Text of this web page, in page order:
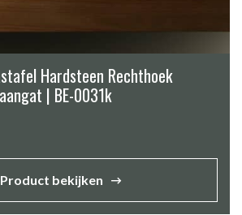
Hardsteen Rechthoek
| BE-0031k
Product bekijken